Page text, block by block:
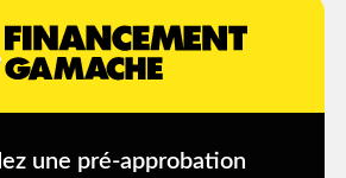
une pré-approbation